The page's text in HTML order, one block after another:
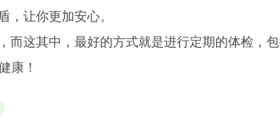
让你更加安心。
这其中，最好的方式就是进行定期的体检，
康！